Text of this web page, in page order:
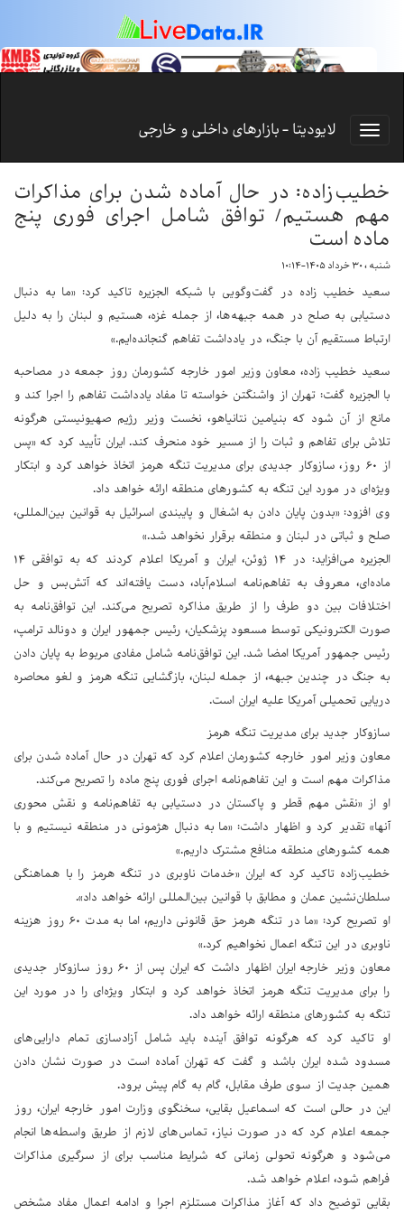
لایودیتا - بازارهای داخلی و خارجی
خطیب‌زاده: در حال آماده شدن برای مذاکرات
مهم هستیم/ توافق شامل اجرای فوری پنج
ماده است
شنبه ، ۳۰ خرداد ۱۴۰۵-۱۰:۱۴
سعید خطیب زاده در گفت‌وگویی با شبکه الجزیره تاکید کرد: «ما به دنبال
دستیابی به صلح در همه جبهه‌ها، از جمله غزه، هستیم و لبنان را به دلیل
ارتباط مستقیم آن با جنگ، در یادداشت تفاهم گنجانده‌ایم.»
سعید خطیب زاده، معاون وزیر امور خارجه کشورمان روز جمعه در مصاحبه
با الجزیره گفت: تهران از واشنگتن خواسته تا مفاد یادداشت تفاهم را اجرا کند و
مانع از آن شود که بنیامین نتانیاهو، نخست وزیر رژیم صهیونیستی هرگونه
تلاش برای تفاهم و ثبات را از مسیر خود منحرف کند. ایران تأیید کرد که «پس
از ۶۰ روز، سازوکار جدیدی برای مدیریت تنگه هرمز اتخاذ خواهد کرد و ابتکار
ویژه‌ای در مورد این تنگه به کشورهای منطقه ارائه خواهد داد.
وی افزود: «بدون پایان دادن به اشغال و پایبندی اسرائیل به قوانین بین‌المللی،
صلح و ثباتی در لبنان و منطقه برقرار نخواهد شد.»
الجزیره می‌افزاید: در ۱۴ ژوئن، ایران و آمریکا اعلام کردند که به توافقی ۱۴
ماده‌ای، معروف به تفاهم‌نامه اسلام‌آباد، دست یافته‌اند که آتش‌بس و حل
اختلافات بین دو طرف را از طریق مذاکره تصریح می‌کند. این توافق‌نامه به
صورت الکترونیکی توسط مسعود پزشکیان، رئیس جمهور ایران و دونالد ترامپ،
رئیس جمهور آمریکا امضا شد. این توافق‌نامه شامل مفادی مربوط به پایان دادن
به جنگ در چندین جبهه، از جمله لبنان، بازگشایی تنگه هرمز و لغو محاصره
دریایی تحمیلی آمریکا علیه ایران است.
سازوکار جدید برای مدیریت تنگه هرمز
معاون وزیر امور خارجه کشورمان اعلام کرد که تهران در حال آماده شدن برای
مذاکرات مهم است و این تفاهم‌نامه اجرای فوری پنج ماده را تصریح می‌کند.
او از «نقش مهم قطر و پاکستان در دستیابی به تفاهم‌نامه و نقش محوری
آنها» تقدیر کرد و اظهار داشت: «ما به دنبال هژمونی در منطقه نیستیم و با
همه کشورهای منطقه منافع مشترک داریم.»
خطیب‌زاده تاکید کرد که ایران «خدمات ناوبری در تنگه هرمز را با هماهنگی
سلطان‌نشین عمان و مطابق با قوانین بین‌المللی ارائه خواهد داد».
او تصریح کرد: «ما در تنگه هرمز حق قانونی داریم، اما به مدت ۶۰ روز هزینه
ناوبری در این تنگه اعمال نخواهیم کرد.»
معاون وزیر خارجه ایران اظهار داشت که ایران پس از ۶۰ روز سازوکار جدیدی
را برای مدیریت تنگه هرمز اتخاذ خواهد کرد و ابتکار ویژه‌ای را در مورد این
تنگه به کشورهای منطقه ارائه خواهد داد.
او تاکید کرد که هرگونه توافق آینده باید شامل آزادسازی تمام دارایی‌های
مسدود شده ایران باشد و گفت که تهران آماده است در صورت نشان دادن
همین جدیت از سوی طرف مقابل، گام به گام پیش برود.
این در حالی است که اسماعیل بقایی، سخنگوی وزارت امور خارجه ایران، روز
جمعه اعلام کرد که در صورت نیاز، تماس‌های لازم از طریق واسطه‌ها انجام
می‌شود و هرگونه تحولی زمانی که شرایط مناسب برای از سرگیری مذاکرات
فراهم شود، اعلام خواهد شد.
بقایی توضیح داد که آغاز مذاکرات مستلزم اجرا و ادامه اعمال مفاد مشخص